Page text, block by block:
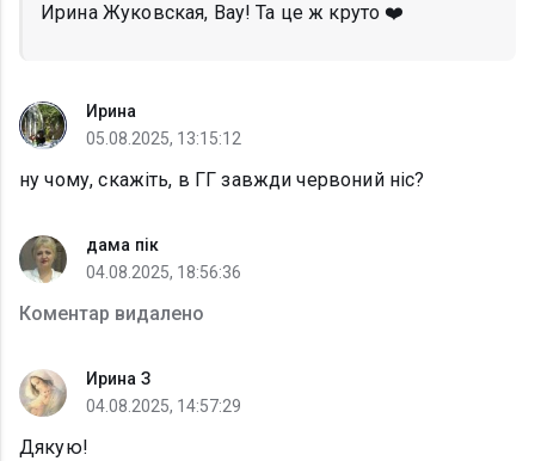
Ирина Жуковская, Вау! Та це ж круто ❤️
Ирина
05.08.2025, 13:15:12
ну чому, скажіть, в ГГ завжди червоний ніс?
дама пік
04.08.2025, 18:56:36
Коментар видалено
Ирина З
04.08.2025, 14:57:29
Дякую!